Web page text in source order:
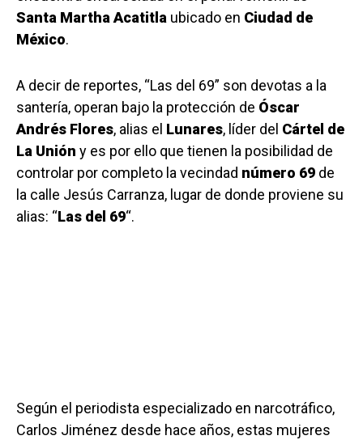
Santa Martha Acatitla ubicado en Ciudad de
México.
A decir de reportes, “Las del 69” son devotas a la
santería, operan bajo la protección de Óscar
Andrés Flores, alias el Lunares, líder del Cártel de
La Unión y es por ello que tienen la posibilidad de
controlar por completo la vecindad número 69 de
la calle Jesús Carranza, lugar de donde proviene su
alias: “Las del 69“.
Según el periodista especializado en narcotráfico,
Carlos Jiménez desde hace años, estas mujeres